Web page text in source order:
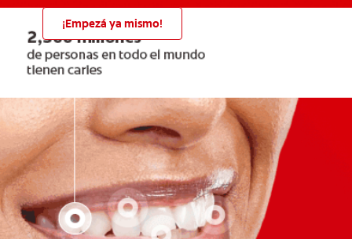
¡Empezá ya mismo!